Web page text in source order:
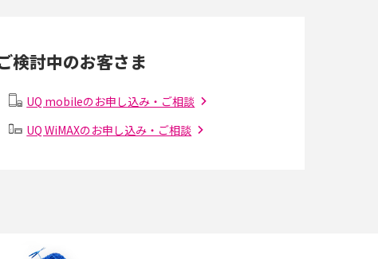
の設定方法やおススメを紹介
検討中のお客さま
UQ mobileのお申し込み・ご相談
UQ WiMAXのお申し込み・ご相談